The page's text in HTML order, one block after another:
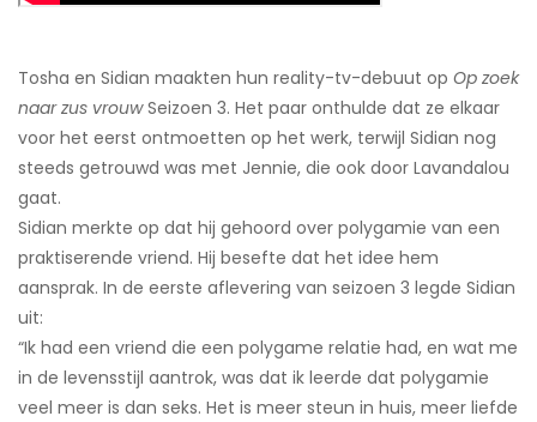
Tosha en Sidian maakten hun reality-tv-debuut op Op zoek
naar zus vrouwSeizoen 3. Het paar onthulde dat ze elkaar
voor het eerst ontmoetten op het werk, terwijl Sidian nog
steeds getrouwd was met Jennie, die ook door Lavandalou
gaat.
Sidian merkte op dat hij gehoord over polygamie van een
praktiserende vriend. Hij besefte dat het idee hem
aansprak. In de eerste aflevering van seizoen 3 legde Sidian
uit:
“Ik had een vriend die een polygame relatie had, en wat me
in de levensstijl aantrok, was dat ik leerde dat polygamie
veel meer is dan seks. Het is meer steun in huis, meer liefde